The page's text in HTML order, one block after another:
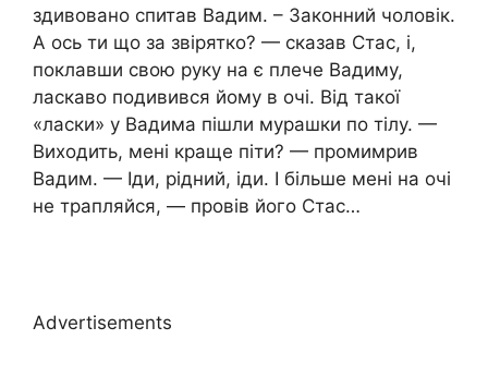
здивовано спитав Вадим. – Законний чоловік.
А ось ти що за звірятко? — сказав Стас, і,
поклавши свою руку на є плече Вадиму,
ласкаво подивився йому в очі. Від такої
«ласки» у Вадима пішли мурашки по тілу. —
Виходить, мені краще піти? — промимрив
Вадим. — Іди, рідний, іди. І більше мені на очі
не трапляйся, — провів його Стас…
Advertisements